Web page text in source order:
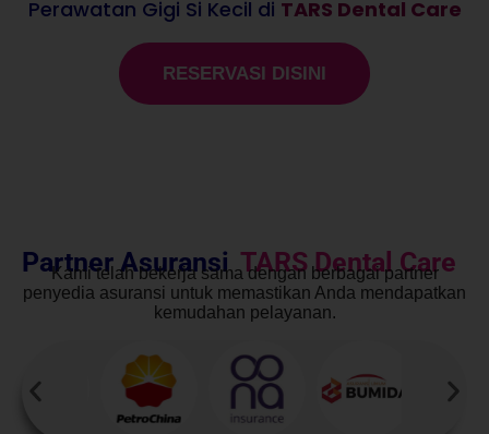
Perawatan Gigi Si Kecil di TARS Dental Care
RESERVASI DISINI
Partner Asuransi TARS Dental Care
Kami telah bekerja sama dengan berbagai partner
penyedia asuransi untuk memastikan Anda mendapatkan
kemudahan pelayanan.